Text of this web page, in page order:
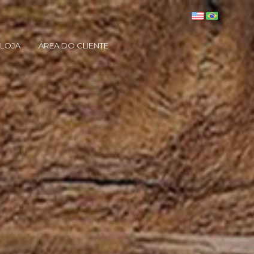
LOJA ÁREA DO CLIENTE